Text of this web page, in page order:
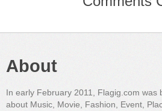
About
In early February 2011, Flagig.com was
about Music, Movie, Fashion, Event,